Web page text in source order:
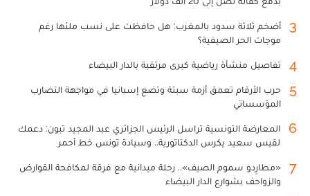
3
أضخم ثلاثة سدود بالمغرب: هل حافظت على نسب ملئها رغم
موجات الحر الصيفية؟
4 تفاصيل منشأة رياضية كبرى مرتقبة بالدار البيضاء
5
حرب الأرقام تعمق أزمة سبتة وتضع إسبانيا في مواجهة التضارب
المؤسساتي
6
المعارضة التونسية تراسل الرئيس الجزائري عبد المجيد تبون: دعمك
لقيس سعيد يكرس الدكتاتورية.. وسيادة تونس خط أحمر
7
«مطارِدو سموم الصيف».. رحلة ميدانية مع فرقة لمكافحة القوارض
والزواحف بشوارع الدار البيضاء